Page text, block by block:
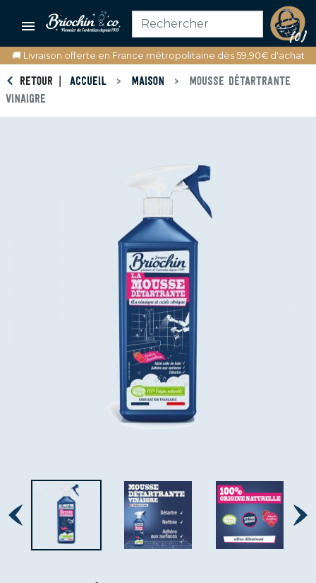

(0)
🚚 Livraison offerte en France métropolitaine dès 59,90€ d'achat
RETOUR ACCUEIL MAISON
MOUSSE DÉTARTRANTE
VINAIGRE